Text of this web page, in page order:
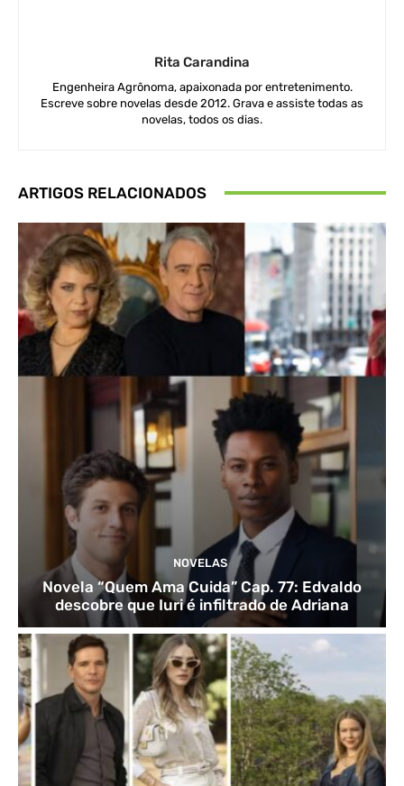
Rita Carandina
Engenheira Agrônoma, apaixonada por entretenimento.
Escreve sobre novelas desde 2012. Grava e assiste todas as
novelas, todos os dias.
ARTIGOS RELACIONADOS
NOVELAS
Novela “Quem Ama Cuida” Cap. 77: Edvaldo
descobre que Iuri é infiltrado de Adriana